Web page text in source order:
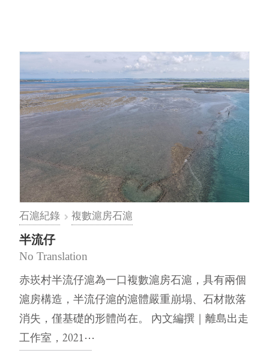
石滬紀錄 複數滬房石滬
半流仔
No Translation
赤崁村半流仔滬為一口複數滬房石滬，具有兩個
滬房構造，半流仔滬的滬體嚴重崩塌、石材散落
消失，僅基礎的形體尚在。 內文編撰｜離島出走
工作室，2021⋯